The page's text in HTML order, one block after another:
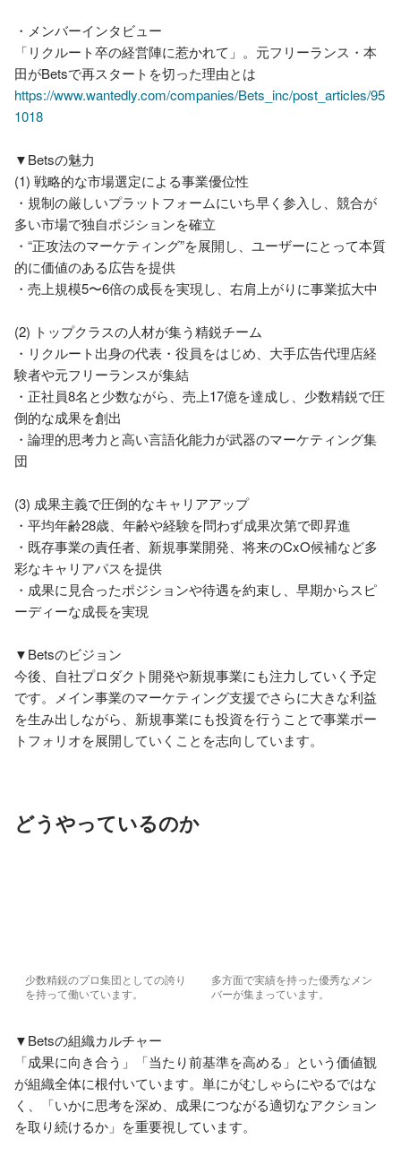
・メンバーインタビュー
「リクルート卒の経営陣に惹かれて」。元フリーランス・本
https://www.wantedly.com/companies/Bets_inc/post_articles/95
1018
▼Betsの魅力
(1) 戦略的な市場選定による事業優位性
・規制の厳しいプラットフォームにいち早く参入し、競合が
多い市場で独自ポジションを確立
・“正攻法のマーケティング”を展開し、ユーザーにとって本質
的に価値のある広告を提供
・売上規模5〜6倍の成長を実現し、右肩上がりに事業拡大中
(2) トップクラスの人材が集う精鋭チーム
・リクルート出身の代表・役員をはじめ、大手広告代理店経
験者や元フリーランスが集結
・正社員8名と少数ながら、売上17億を達成し、少数精鋭で圧
倒的な成果を創出
・論理的思考力と高い言語化能力が武器のマーケティング集
団
(3) 成果主義で圧倒的なキャリアアップ
・平均年齢28歳、年齢や経験を問わず成果次第で即昇進
・既存事業の責任者、新規事業開発、将来のCxO候補など多
彩なキャリアパスを提供
・成果に見合ったポジションや待遇を約束し、早期からスピ
ーディーな成長を実現
▼Betsのビジョン
今後、自社プロダクト開発や新規事業にも注力していく予定
です。メイン事業のマーケティング支援でさらに大きな利益
を生み出しながら、新規事業にも投資を行うことで事業ポー
トフォリオを展開していくことを志向しています。
どうやっているのか
少数精鋭のプロ集団としての誇り
を持って働いています。
多方面で実績を持った優秀なメン
バーが集まっています。
▼Betsの組織カルチャー
「成果に向き合う」「当たり前基準を高める」という価値観
が組織全体に根付いています。単にがむしゃらにやるではな
く、「いかに思考を深め、成果につながる適切なアクション
を取り続けるか」を重要視しています。